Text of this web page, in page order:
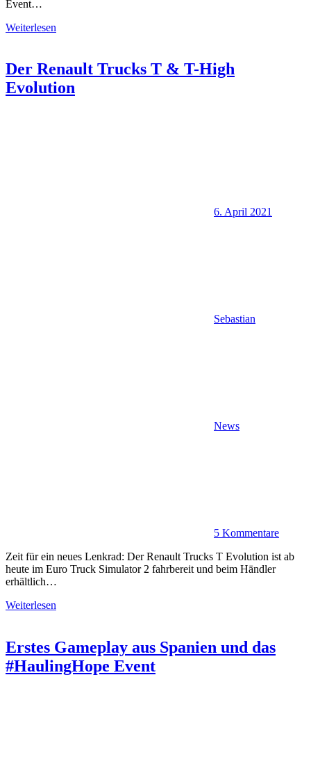
Event…
Weiterlesen
Der Renault Trucks T & T-High
Evolution
6. April 2021
Sebastian
News
5 Kommentare
Zeit für ein neues Lenkrad: Der Renault Trucks T Evolution ist ab
heute im Euro Truck Simulator 2 fahrbereit und beim Händler
erhältlich…
Weiterlesen
Erstes Gameplay aus Spanien und das
#HaulingHope Event